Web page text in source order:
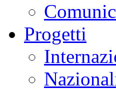
Progetti